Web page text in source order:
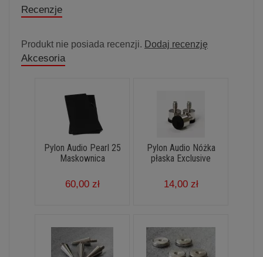
Recenzje
Produkt nie posiada recenzji. Dodaj recenzję
Akcesoria
Pylon Audio Pearl 25
Maskownica
60,00 zł
Pylon Audio Nóżka
płaska Exclusive
14,00 zł